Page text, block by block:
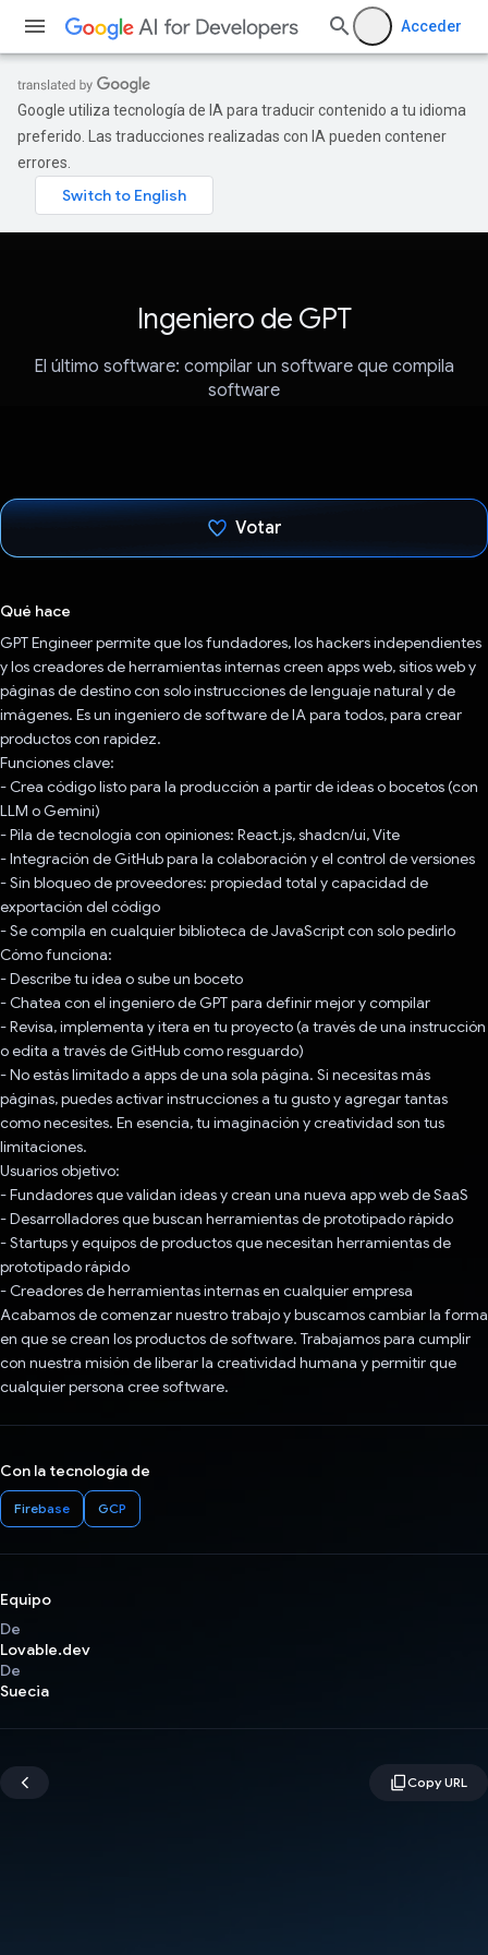
Acceder
Google utiliza tecnología de IA para traducir contenido a tu idioma
preferido. Las traducciones realizadas con IA pueden contener
errores.
Ingeniero de GPT
El último software: compilar un software que compila
software
Votar
Qué hace
GPT Engineer permite que los fundadores, los hackers independientes
y los creadores de herramientas internas creen apps web, sitios web y
páginas de destino con solo instrucciones de lenguaje natural y de
imágenes. Es un ingeniero de software de IA para todos, para crear
productos con rapidez.
Funciones clave:
- Crea código listo para la producción a partir de ideas o bocetos (con
LLM o Gemini)
- Pila de tecnología con opiniones: React.js, shadcn/ui, Vite
- Integración de GitHub para la colaboración y el control de versiones
- Sin bloqueo de proveedores: propiedad total y capacidad de
exportación del código
- Se compila en cualquier biblioteca de JavaScript con solo pedirlo
Cómo funciona:
- Describe tu idea o sube un boceto
- Chatea con el ingeniero de GPT para definir mejor y compilar
- Revisa, implementa y itera en tu proyecto (a través de una instrucción
o edita a través de GitHub como resguardo)
- No estás limitado a apps de una sola página. Si necesitas más
páginas, puedes activar instrucciones a tu gusto y agregar tantas
como necesites. En esencia, tu imaginación y creatividad son tus
limitaciones.
Usuarios objetivo:
- Fundadores que validan ideas y crean una nueva app web de SaaS
- Desarrolladores que buscan herramientas de prototipado rápido
- Startups y equipos de productos que necesitan herramientas de
prototipado rápido
- Creadores de herramientas internas en cualquier empresa
Acabamos de comenzar nuestro trabajo y buscamos cambiar la forma
en que se crean los productos de software. Trabajamos para cumplir
con nuestra misión de liberar la creatividad humana y permitir que
cualquier persona cree software.
Con la tecnología de
Firebase GCP
Equipo
De
Lovable.dev
De
Suecia